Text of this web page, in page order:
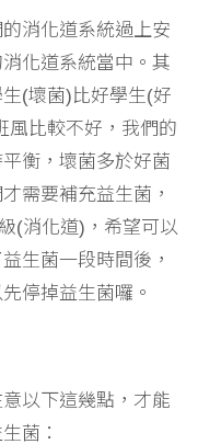
消化道系統過上安
化道系統當中。其
(壞菌)比好學生(好
風比較不好，我們的
衡，壞菌多於好菌
需要補充益生菌，
(消化道)，希望可以
生菌一段時間後，
停掉益生菌囉。
以下這幾點，才能
菌：